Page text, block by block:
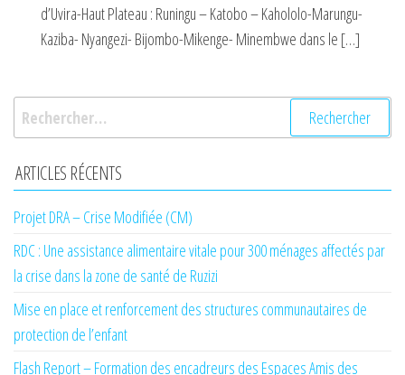
d’Uvira-Haut Plateau : Runingu – Katobo – Kahololo-Marungu-
Kaziba- Nyangezi- Bijombo-Mikenge- Minembwe dans le […]
Rechercher :
ARTICLES RÉCENTS
Projet DRA – Crise Modifiée (CM)
RDC : Une assistance alimentaire vitale pour 300 ménages affectés par
la crise dans la zone de santé de Ruzizi
Mise en place et renforcement des structures communautaires de
protection de l’enfant
Flash Report – Formation des encadreurs des Espaces Amis des